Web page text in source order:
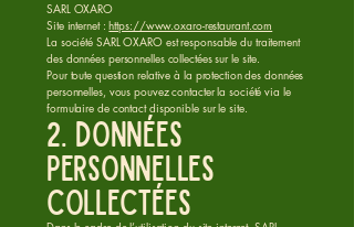
SARL OXARO
Site internet :https://www.oxaro-restaurant.com
La société SARL OXARO est responsable du traitement
des données personnelles collectées sur le site.
Pour toute question relative à la protection des données
personnelles, vous pouvez contacter la société via le
formulaire de contact disponible sur le site.
2. Données
personnelles
collectées